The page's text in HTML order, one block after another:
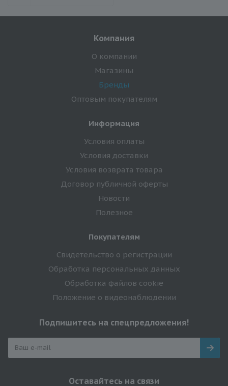
Компания
О компании
Магазины
Бренды
Оптовым покупателям
Информация
Условия оплаты
Условия доставки
Условия возврата товара
Договор публичной оферты
Новости
Полезное
Покупателям
Свидетельство о регистрации
Обработка персональных данных
Обработка файлов cookie
Положение о видеонаблюдении
Подпишитесь на спецпредложения!
Оставайтесь на связи